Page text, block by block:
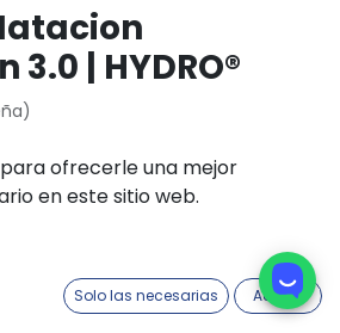
| HYDRO®
ofrecerle una mejor
en este sitio web.
Solo las necesarias Acepto